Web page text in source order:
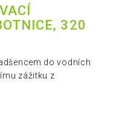
320
do vodních
zážitku z